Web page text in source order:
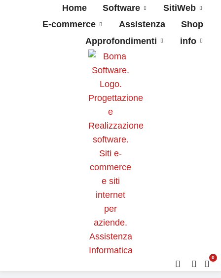
Home Software
SitiWeb
E-commerce
Assistenza
Shop
Approfondimenti
info
0